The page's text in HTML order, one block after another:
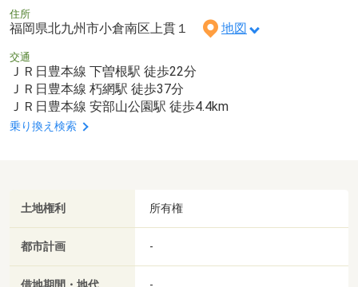
住所
福岡県北九州市小倉南区上貫１ 地図
交通
ＪＲ日豊本線 下曽根駅 徒歩22分
ＪＲ日豊本線 朽網駅 徒歩37分
ＪＲ日豊本線 安部山公園駅 徒歩4.4km
乗り換え検索
土地権利 所有権
都市計画 -
-